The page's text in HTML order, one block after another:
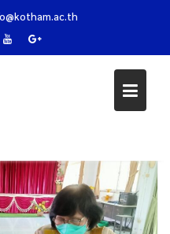
การพัฒนางาน
ในการพัฒนางาน (PA)